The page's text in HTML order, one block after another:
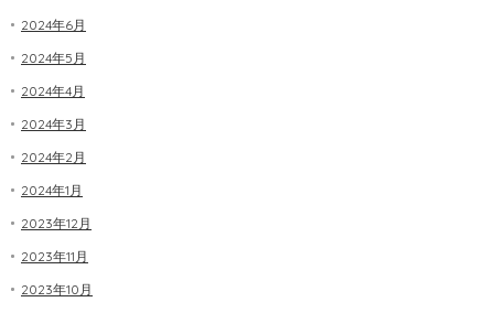
2024年6月
2024年5月
2024年4月
2024年3月
2024年2月
2024年1月
2023年12月
2023年11月
2023年10月